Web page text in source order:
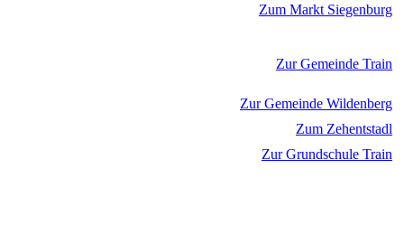
Zum Markt Siegenburg
Zur Gemeinde Train
Zur Gemeinde Wildenberg
Zum Zehentstadl
Zur Grundschule Train